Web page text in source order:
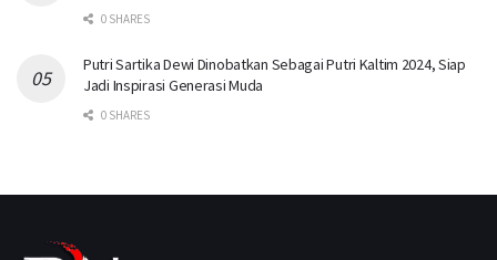
0 SHARES
Putri Sartika Dewi Dinobatkan Sebagai Putri Kaltim 2024, Siap
Jadi Inspirasi Generasi Muda
0 SHARES